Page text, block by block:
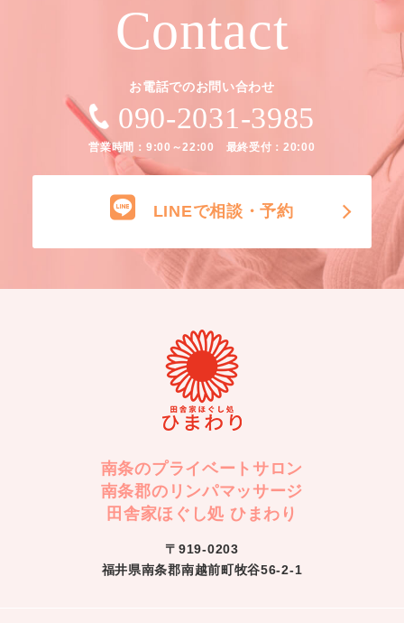
Contact
お電話でのお問い合わせ
090-2031-3985
営業時間：9:00～22:00 最終受付：20:00
LINEで相談・予約
南条のプライベートサロン
南条郡のリンパマッサージ
田舎家ほぐし処 ひまわり
〒919-0203
福井県南条郡南越前町牧谷56-2-1